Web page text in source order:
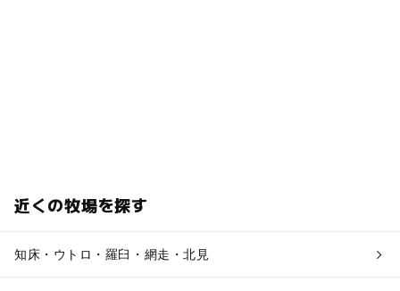
近くの牧場を探す
知床・ウトロ・羅臼・網走・北見